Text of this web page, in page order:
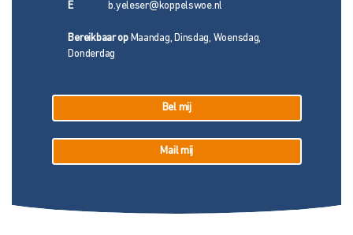
E b.yeleser@koppelswoe.nl
Bereikbaar opMaandag, Dinsdag, Woensdag,
Donderdag
Bel mij
Mail mij